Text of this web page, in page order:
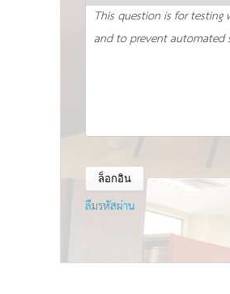
This question is for
and to prevent automated
ลืมรหัสผ่าน